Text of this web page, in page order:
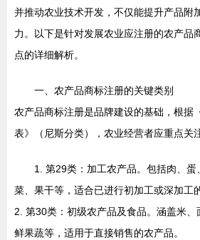
并推动农业技术开发，不仅能提升产品附
力。以下是针对发展农业应注册的农产品
点的详细解析。
一、农产品商标注册的关键类别
农产品商标注册是品牌建设的基础，根据
表》（尼斯分类），农业经营者应重点关
1. 第29类：加工农产品。包括肉、
菜、果干等，适合已进行初加工或深加工
2. 第30类：初级农产品及食品。涵盖米
鲜果蔬等，适用于直接销售的农产品。